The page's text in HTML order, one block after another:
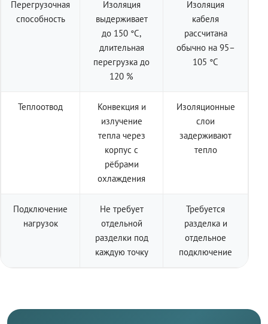
Перегрузочная
способность
Изоляция
выдерживает
до 150 °C,
длительная
перегрузка до
120 %
Изоляция
кабеля
рассчитана
обычно на 95–
105 °C
Теплоотвод
Конвекция и
излучение
тепла через
корпус с
рёбрами
охлаждения
Изоляционные
слои
задерживают
тепло
Подключение
нагрузок
Не требует
отдельной
разделки под
каждую точку
Требуется
разделка и
отдельное
подключение